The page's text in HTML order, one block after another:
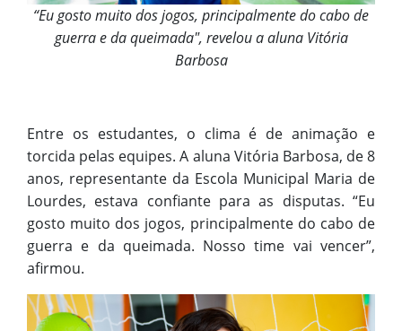
“Eu gosto muito dos jogos, principalmente do cabo de
guerra e da queimada", revelou a aluna Vitória
Barbosa
Entre os estudantes, o clima é de animação e
torcida pelas equipes. A aluna Vitória Barbosa, de 8
anos, representante da Escola Municipal Maria de
Lourdes, estava confiante para as disputas. “Eu
gosto muito dos jogos, principalmente do cabo de
guerra e da queimada. Nosso time vai vencer”,
afirmou.